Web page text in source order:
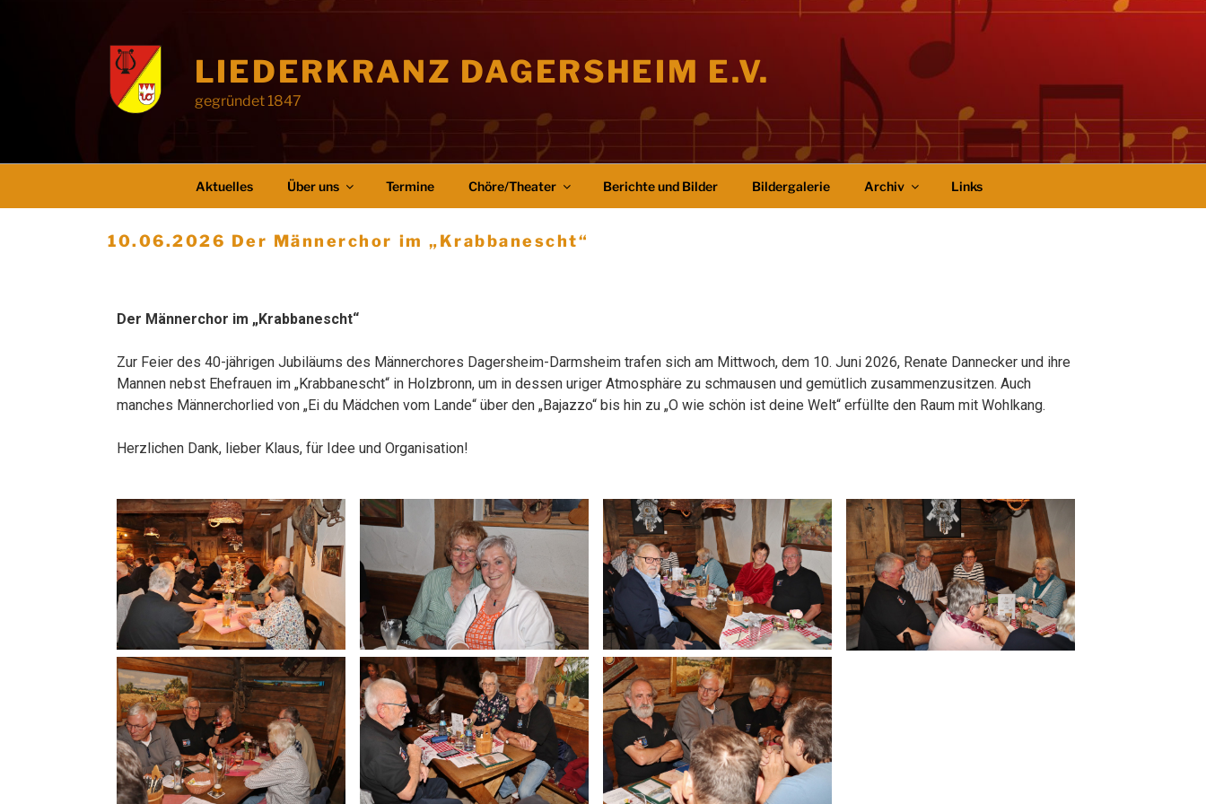
LIEDERKRANZ DAGERSHEIM E.V.
gegründet 1847
Aktuelles Über uns Termine Chöre/Theater Berichte und Bilder Bildergalerie Archiv Links
10.06.2026 Der Männerchor im „Krabbanescht“
Der Männerchor im „Krabbanescht“
Zur Feier des 40-jährigen Jubiläums des Männerchores Dagersheim-Darmsheim trafen sich am Mittwoch, dem 10. Juni 2026, Renate Dannecker und ihre
Mannen nebst Ehefrauen im „Krabbanescht“ in Holzbronn, um in dessen uriger Atmosphäre zu schmausen und gemütlich zusammenzusitzen. Auch
manches Männerchorlied von „Ei du Mädchen vom Lande“ über den „Bajazzo“ bis hin zu „O wie schön ist deine Welt“ erfüllte den Raum mit Wohlkang.
Herzlichen Dank, lieber Klaus, für Idee und Organisation!